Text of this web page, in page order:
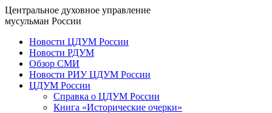
Центральное духовное управление
мусульман России
Новости ЦДУМ России
Новости РДУМ
Обзор СМИ
Новости РИУ ЦДУМ России
ЦДУМ России
Справка о ЦДУМ России
Книга «Исторические очерки»